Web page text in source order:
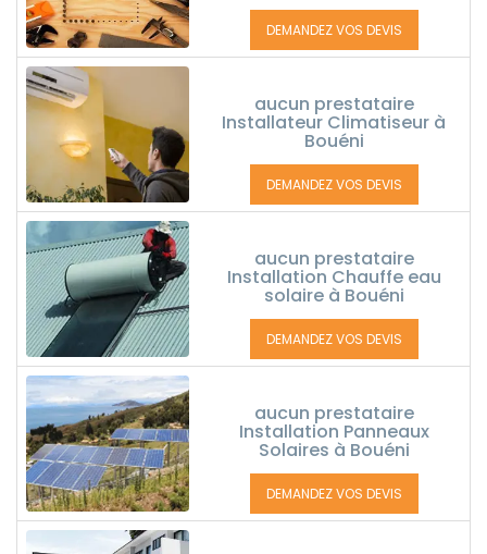
DEMANDEZ VOS DEVIS
aucun prestataire
Installateur Climatiseur à
Bouéni
DEMANDEZ VOS DEVIS
aucun prestataire
Installation Chauffe eau
solaire à Bouéni
DEMANDEZ VOS DEVIS
aucun prestataire
Installation Panneaux
Solaires à Bouéni
DEMANDEZ VOS DEVIS